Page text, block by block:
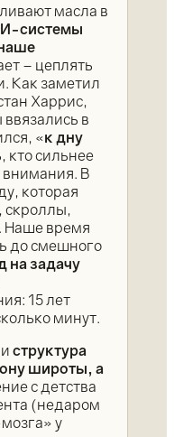
масла в
системы
– цеплять
Как заметил
Харрис,
в
«к дну
кто сильнее
внимания. В
которая
скроллы,
Наше время
до смешного
на задачу
15 лет
минут.
структура
широты, а
с детства
(недаром
у